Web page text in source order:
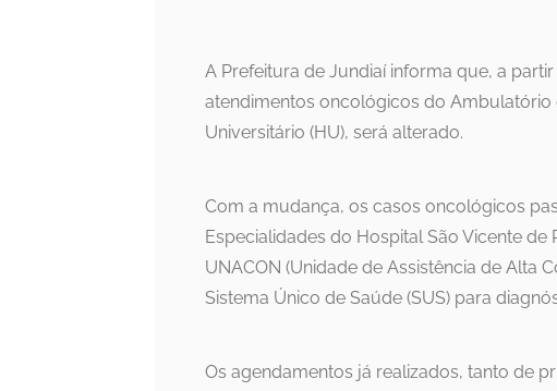
A Prefeitura de Jundiaí informa que, a
atendimentos oncológicos do
Universitário (HU), será alterado.
Com a mudança, os casos oncológicos
Especialidades do Hospital São Vicente
UNACON (Unidade de Assistência de Alta
Sistema Único de Saúde (SUS) para
Os agendamentos já realizados, tanto de